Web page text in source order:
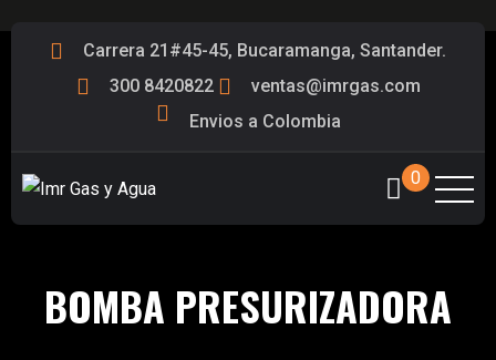
Carrera 21#45-45, Bucaramanga, Santander.
300 8420822
ventas@imrgas.com
Envios a Colombia
0
BOMBA PRESURIZADORA